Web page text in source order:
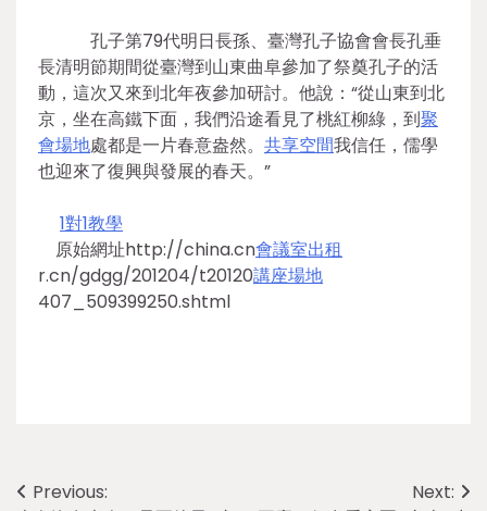
孔子第79代明日長孫、臺灣孔子協會會長孔垂
長清明節期間從臺灣到山東曲阜參加了祭奠孔子的活
動，這次又來到北年夜參加研討。他說：“從山東到北
京，坐在高鐵下面，我們沿途看見了桃紅柳綠，到聚
會場地處都是一片春意盎然。 共享空間我信任，儒學
也迎來了復興與發展的春天。”
1對1教學
原始網址http://china.cn會議室出租
r.cn/gdgg/201204/t20120講座場地
407_509399250.shtml
Post
Previous:
Next: